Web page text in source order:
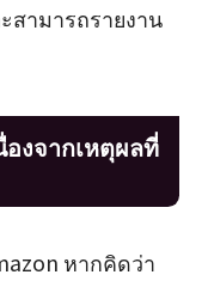
สามารถรายงาน
งจากเหตุผลที่
หากคิดว่า